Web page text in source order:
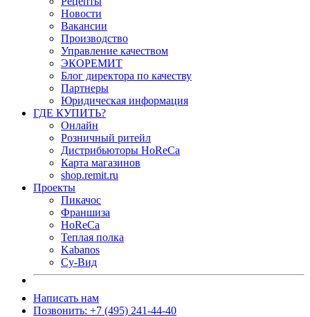
Новости
Вакансии
Производство
Управление качеством
ЭКОРЕМИТ
Блог директора по качеству
Партнеры
Юридическая информация
ГДЕ КУПИТЬ?
Онлайн
Розничный ритейл
Дистрибьюторы HoReCa
Карта магазинов
shop.remit.ru
Проекты
Пикачос
Франшиза
HoReCa
Теплая полка
Kabanos
Су-Вид
Написать нам
Позвонить: +7 (495) 241-44-40